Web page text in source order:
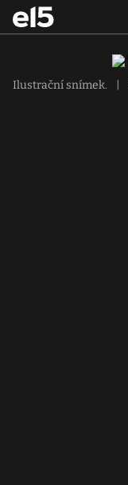
Ilustrační snímek.